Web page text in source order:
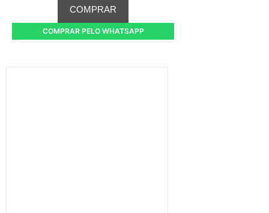
COMPRAR
COMPRAR PELO WHATSAPP